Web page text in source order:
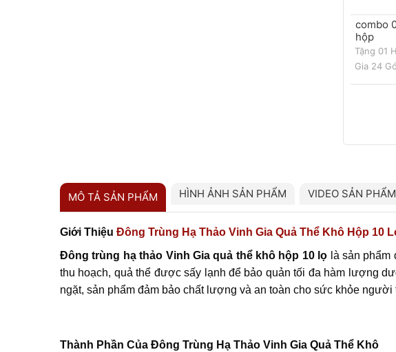
combo
hộp
Tặng 01
Gia 24
MÔ TẢ SẢN PHẨM HÌNH ẢNH SẢN PHẨM VIDEO SẢN PHẨM
Giới Thiệu Đông Trùng Hạ Thảo Vinh Gia Quả Thể Khô Hộp 10
Đông trùng hạ thảo Vinh Gia quả thể khô hộp 10 lọ là sản
thu hoạch, quả thể được sấy lạnh để bảo quản tối đa hàm lượng
ngặt, sản phẩm đảm bảo chất lượng và an toàn cho sức khỏe người
Thành Phần Của Đông Trùng Hạ Thảo Vinh Gia Quả Thể Khô